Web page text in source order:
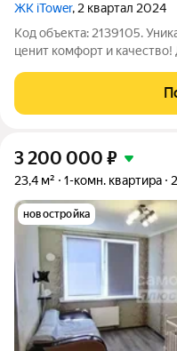
ЖК iTower, 2 квартал 2024
Код объекта: 2139105.
ценит комфорт и
комнатная квартира
кирпично-монолитном доме
3 200 000 ₽
23,4 м² 1-комн. квартира
новостройка